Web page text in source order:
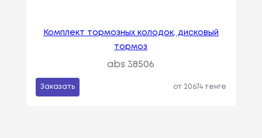
Комплект тормозных колодок, дисковый
тормоз
abs 38506
Заказать от 20674 тенге